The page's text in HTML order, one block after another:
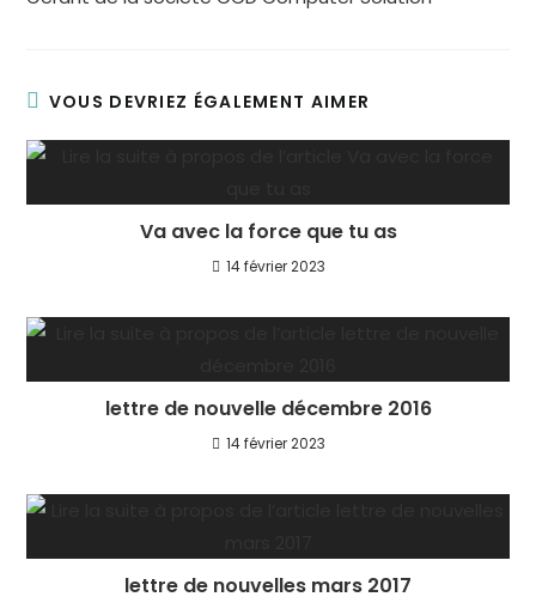
VOUS DEVRIEZ ÉGALEMENT AIMER
Va avec la force que tu as
14 février 2023
lettre de nouvelle décembre 2016
14 février 2023
lettre de nouvelles mars 2017